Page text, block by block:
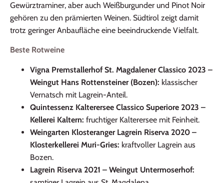
Gewürztraminer, aber auch Weißburgunder und Pinot Noir
gehören zu den prämierten Weinen. Südtirol zeigt damit
trotz geringer Anbaufläche eine beeindruckende Vielfalt.
Beste Rotweine
Vigna Premstallerhof St. Magdalener Classico 2023 –
Weingut Hans Rottensteiner (Bozen): klassischer
Vernatsch mit Lagrein‑Anteil.
Quintessenz Kalterersee Classico Superiore 2023 –
Kellerei Kaltern: fruchtiger Kalterersee mit Feinheit.
Weingarten Klosteranger Lagrein Riserva 2020 –
Klosterkellerei Muri‑Gries: kraftvoller Lagrein aus
Bozen.
Lagrein Riserva 2021 – Weingut Untermoserhof: